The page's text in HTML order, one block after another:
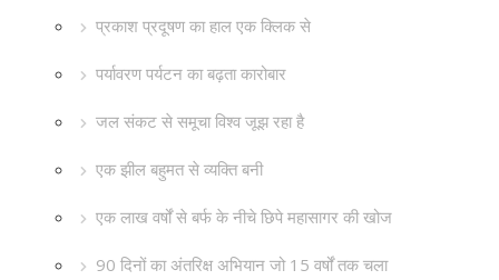
प्रकाश प्रदूषण का हाल एक क्लिक से
पर्यावरण पर्यटन का बढ़ता कारोबार
जल संकट से समूचा विश्व जूझ रहा है
एक झील बहुमत से व्यक्ति बनी
एक लाख वर्षों से बर्फ के नीचे छिपे महासागर की खोज
90 दिनों का अंतरिक्ष अभियान जो 15 वर्षों तक चला